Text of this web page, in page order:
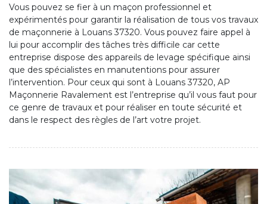
Vous pouvez se fier à un maçon professionnel et
expérimentés pour garantir la réalisation de tous vos travaux
de maçonnerie à Louans 37320. Vous pouvez faire appel à
lui pour accomplir des tâches très difficile car cette
entreprise dispose des appareils de levage spécifique ainsi
que des spécialistes en manutentions pour assurer
l’intervention. Pour ceux qui sont à Louans 37320, AP
Maçonnerie Ravalement est l’entreprise qu’il vous faut pour
ce genre de travaux et pour réaliser en toute sécurité et
dans le respect des règles de l’art votre projet.